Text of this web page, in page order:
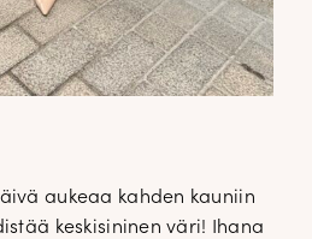
aukeaa kahden kauniin
keskisininen väri! Ihana